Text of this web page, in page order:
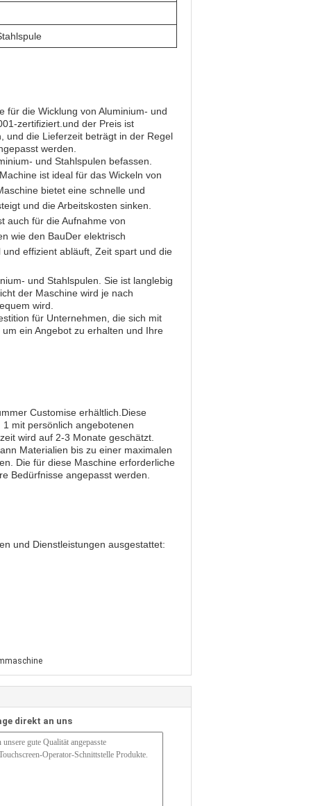
für die Wicklung von Aluminium- und
zertifiziert.und der Preis ist
und die Lieferzeit beträgt in der Regel
werden.
und Stahlspulen befassen.
ist ideal für das Wickeln von
bietet eine schnelle und
und die Arbeitskosten sinken.
auch für die Aufnahme von
wie den BauDer elektrisch
effizient abläuft, Zeit spart und die
und Stahlspulen. Sie ist langlebig
der Maschine wird je nach
wird.
für Unternehmen, die sich mit
ein Angebot zu erhalten und Ihre
Customise erhältlich.Diese
mit persönlich angebotenen
wird auf 2-3 Monate geschätzt.
Materialien bis zu einer maximalen
Die für diese Maschine erforderliche
Bedürfnisse angepasst werden.
und Dienstleistungen ausgestattet:
direkt an uns